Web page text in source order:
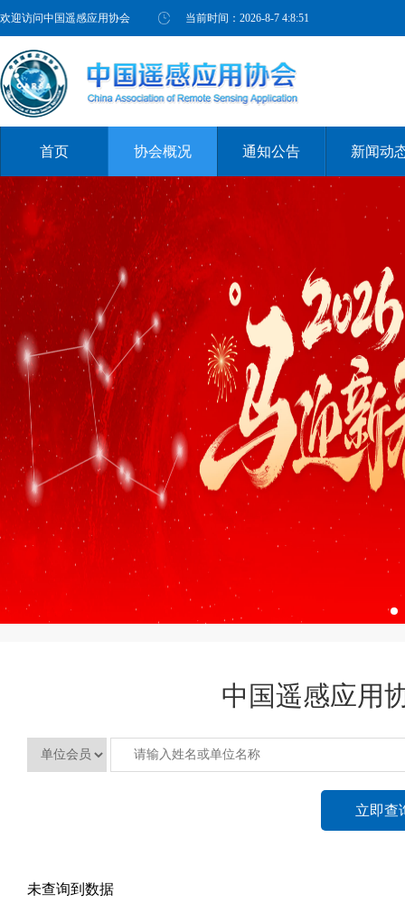
欢迎访问中国遥感应用协会 当前时间： 2026-8-7 4:8:51
首页 协会概况 通知公告 新闻动
中国遥感应用
立即查
未查询到数据